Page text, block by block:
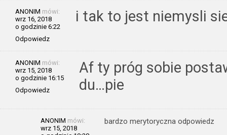
ANONIM mówi:
wrz 16, 2018
o godzinie 6:22
Odpowiedz
i tak to jest niemysli
ANONIM mówi:
wrz 15, 2018
o godzinie 16:15
Odpowiedz
Af ty próg sobie
du…pie
ANONIM mówi:
wrz 15, 2018
bardzo merytoryczna odpowiedz